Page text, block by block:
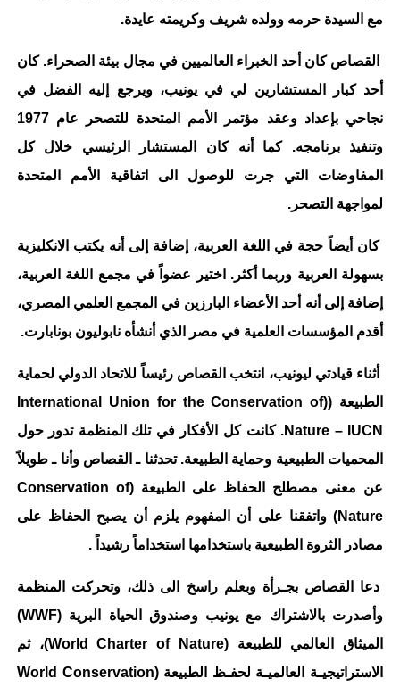
مع السيدة حرمه وولده شريف وكريمته عايدة.
القصاص كان أحد الخبراء العالميين في مجال بيئة الصحراء. كان
أحد كبار المستشارين لي في يونيب، ويرجع إليه الفضل في
نجاحي بإعداد وعقد مؤتمر الأمم المتحدة للتصحر عام 1977
وتنفيذ برنامجه. كما أنه كان المستشار الرئيسي خلال كل
المفاوضات التي جرت للوصول الى اتفاقية الأمم المتحدة
لمواجهة التصحر.
كان أيضاً حجة في اللغة العربية، إضافة إلى أنه يكتب الانكليزية
بسهولة العربية وربما أكثر. اختير عضواً في مجمع اللغة العربية،
إضافة إلى أنه أحد الأعضاء البارزين في المجمع العلمي المصري،
أقدم المؤسسات العلمية في مصر الذي أنشأه نابوليون بونابارت.
أثناء قيادتي ليونيب، انتخب القصاص رئيساً للاتحاد الدولي لحماية
الطبيعة ((International Union for the Conservation of
Nature – IUCN. كانت كل الأفكار في تلك المنظمة تدور حول
المحميات الطبيعية وحماية الطبيعة. تحدثنا ـ القصاص وأنا ـ طويلاً
عن معنى مصطلح الحفاظ على الطبيعة (Conservation of
Nature) واتفقنا على أن المفهوم يلزم أن يصبح الحفاظ على
مصادر الثروة الطبيعية باستخدامها استخداماً رشيداً .
دعا القصاص بجـرأة وبعلم راسخ الى ذلك، وتحركت المنظمة
وأصدرت بالاشتراك مع يونيب وصندوق الحياة البرية (WWF)
الميثاق العالمي للطبيعة (World Charter of Nature)، ثم
الاستراتيجيـة العالميـة لحفـظ الطبيعة (World Conservation